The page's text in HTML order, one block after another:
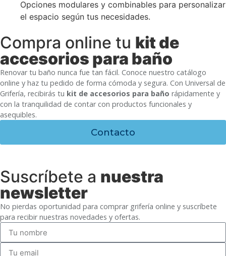
Opciones modulares y combinables para personalizar
el espacio según tus necesidades.
Compra online tu kit de
accesorios para baño
Renovar tu baño nunca fue tan fácil. Conoce nuestro catálogo
online y haz tu pedido de forma cómoda y segura. Con Universal de
Grifería, recibirás tu kit de accesorios para baño rápidamente y
con la tranquilidad de contar con productos funcionales y
asequibles.
Contacto
Suscríbete a nuestra
newsletter
No pierdas oportunidad para comprar grifería online y suscríbete
para recibir nuestras novedades y ofertas.